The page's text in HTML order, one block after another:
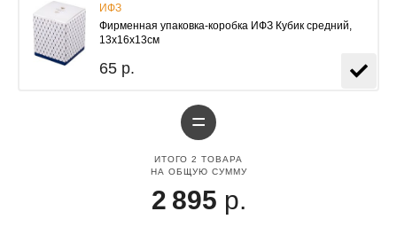
ИФЗ
Фирменная упаковка-коробка ИФЗ Кубик средний,
13х16х13см
65 р.
=
ИТОГО 2 ТОВАРА
НА ОБЩУЮ СУММУ
2 895 р.